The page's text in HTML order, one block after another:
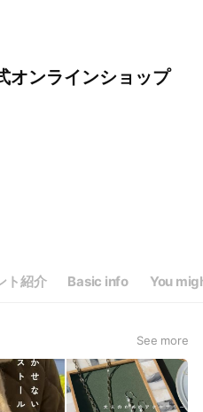
オンラインショップ
ト紹介 Basic info You
See more